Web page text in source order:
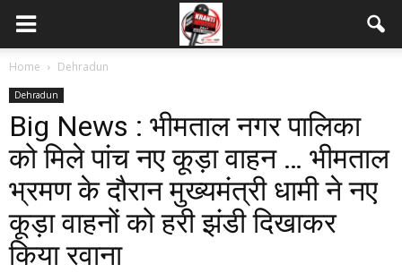
Home Dehradun
Dehradun
Big News : भीमताल नगर पालिका
को मिले पांच नए कूड़ा वाहन … भीमताल
भ्रमण के दौरान मुख्यमंत्री धामी ने नए
कूड़ा वाहनों को हरी झंडी दिखाकर
किया रवाना